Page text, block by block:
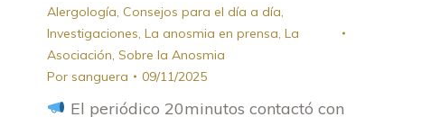
Alergología, Consejos para el día a día,
Investigaciones, La anosmia en prensa, La
Asociación, Sobre la Anosmia
Por sanguera 09/11/2025
El periódico 20minutos contactó con